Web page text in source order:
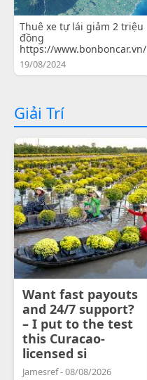
Thuê xe tự lái giảm 2 triệu
đồng
https://www.bonboncar.vn/
19/08/2024
Giải Trí
Want fast payouts
and 24/7 support?
– I put to the test
this Curacao-
licensed si
Jamesref - 08/08/2026